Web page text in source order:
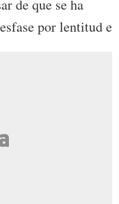
de que se ha
por lentitud e